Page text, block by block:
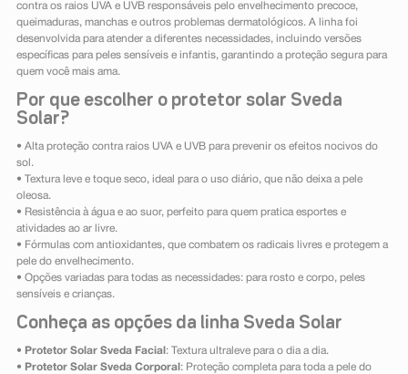
contra os raios UVA e UVB responsáveis pelo envelhecimento precoce,
queimaduras, manchas e outros problemas dermatológicos. A linha foi
desenvolvida para atender a diferentes necessidades, incluindo versões
específicas para peles sensíveis e infantis, garantindo a proteção segura para
quem você mais ama.
Por que escolher o protetor solar Sveda
Solar?
• Alta proteção contra raios UVA e UVB para prevenir os efeitos nocivos do
sol.
• Textura leve e toque seco, ideal para o uso diário, que não deixa a pele
oleosa.
• Resistência à água e ao suor, perfeito para quem pratica esportes e
atividades ao ar livre.
• Fórmulas com antioxidantes, que combatem os radicais livres e protegem a
pele do envelhecimento.
• Opções variadas para todas as necessidades: para rosto e corpo, peles
sensíveis e crianças.
Conheça as opções da linha Sveda Solar
• Protetor Solar Sveda Facial : Textura ultraleve para o dia a dia.
• Protetor Solar Sveda Corporal : Proteção completa para toda a pele do